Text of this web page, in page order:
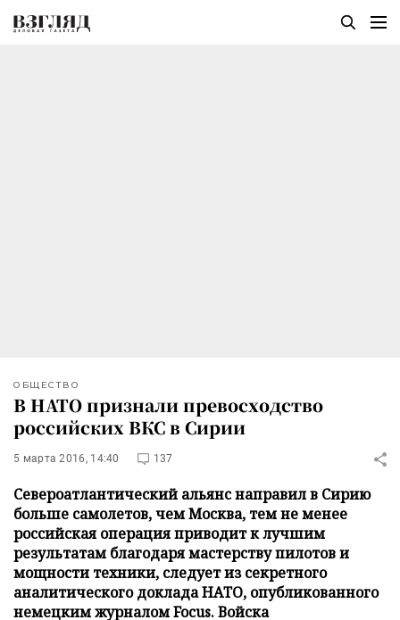
ОБЩЕСТВО
В НАТО признали превосходство
российских ВКС в Сирии
5 марта 2016, 14:40 137
Североатлантический альянс направил в Сирию
больше самолетов, чем Москва, тем не менее
российская операция приводит к лучшим
результатам благодаря мастерству пилотов и
мощности техники, следует из секретного
аналитического доклада НАТО, опубликованного
немецким журналом Focus. Войска